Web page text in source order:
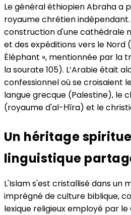
Le général éthiopien Abraha a
royaume chrétien indépendant.
construction d'une cathédrale
et des expéditions vers le Nord
Éléphant », mentionnée par la
la sourate 105). L’Arabie était
confessionnel où se croisaient
langue grecque (Palestine), le
(royaume d'al-Ḥīra) et le
Un héritage
linguistique
L'Islam s'est cristallisé dans un
imprégné de culture biblique,
lexique religieux employé par le